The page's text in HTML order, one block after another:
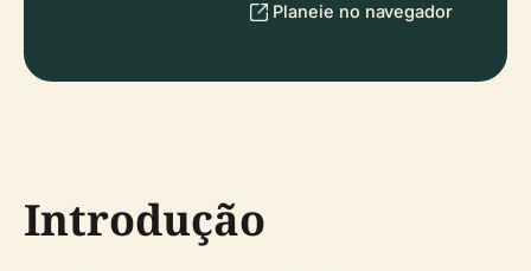
Planeie no navegador
Introdução